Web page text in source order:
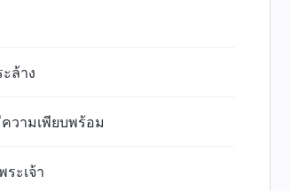
ล้าง
วามเพียบพร้อม
ะเจ้า